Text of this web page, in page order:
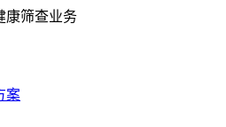
康筛查业务
案